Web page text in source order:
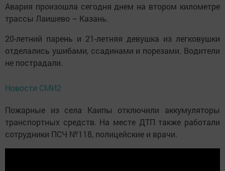
Авария произошла сегодня днем на втором километре
трассы Лаишево – Казань.
20-летний парень и 21-летняя девушка из легковушки
отделались ушибами, ссадинами и порезами. Водители
не пострадали.
Новости СМИ2
Пожарные из села Каипы отключили аккумуляторы
транспортных средств. На месте ДТП также работали
сотрудники ПСЧ №118, полицейские и врачи.